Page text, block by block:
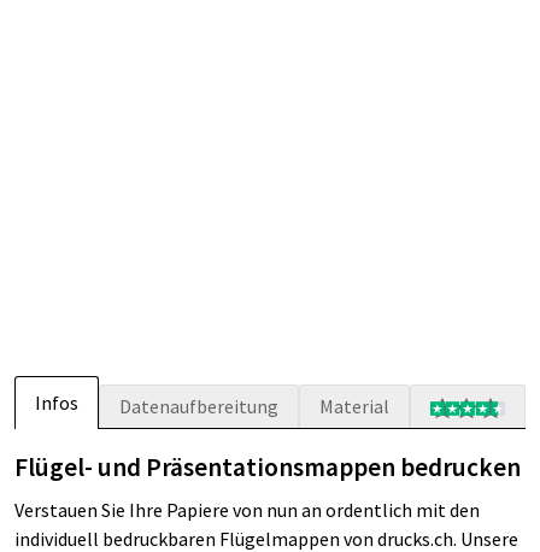
Infos Datenaufbereitung Material
Flügel- und Präsentationsmappen bedrucken
Verstauen Sie Ihre Papiere von nun an ordentlich mit den
individuell bedruckbaren Flügelmappen von drucks.ch. Unsere